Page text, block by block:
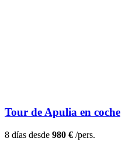
Tour de Apulia en coche
8 días desde 980 € /pers.